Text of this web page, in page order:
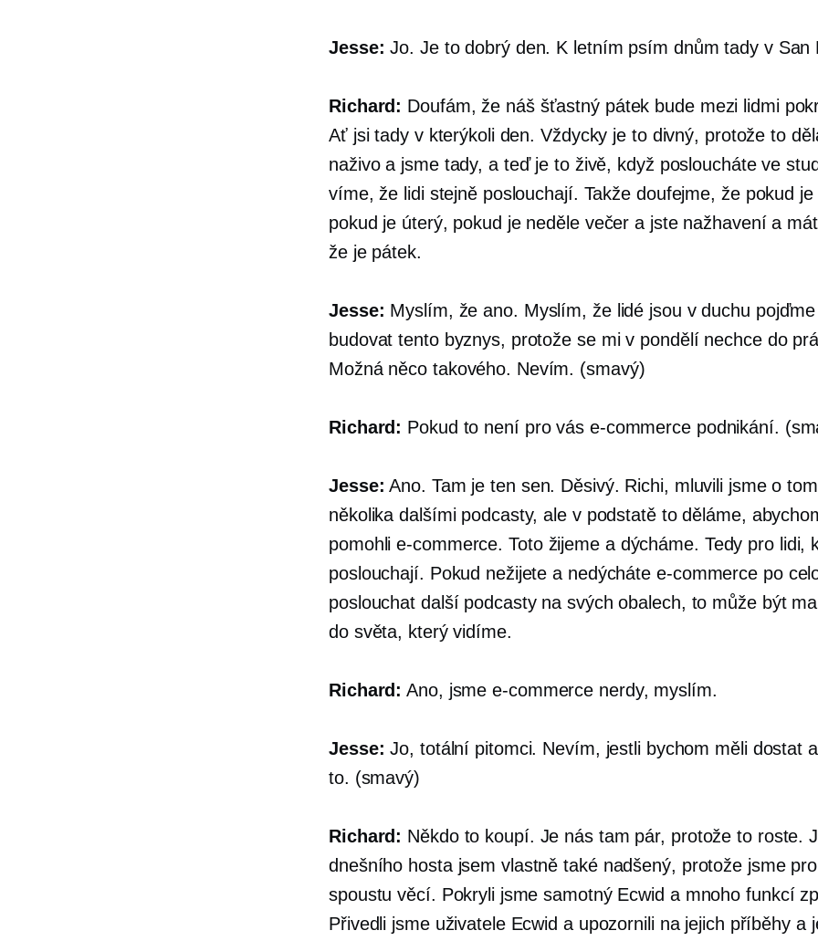
Jesse: Jo. Je to dobrý den. K letním psím dnům tady v San
Richard: Doufám, že náš šťastný pátek bude mezi lidmi
Ať jsi tady v kterýkoli den. Vždycky je to divný, protože to
naživo a jsme tady, a teď je to živě, když posloucháte ve
víme, že lidi stejně poslouchají. Takže doufejme, že pokud
pokud je úterý, pokud je neděle večer a jste nažhavení a
že je pátek.
Jesse: Myslím, že ano. Myslím, že lidé jsou v duchu
budovat tento byznys, protože se mi v pondělí nechce do
Možná něco takového. Nevím. (smavý)
Richard: Pokud to není pro vás e-commercepodnikání.
Jesse: Ano. Tam je ten sen. Děsivý. Richi, mluvili jsme o
několika dalšími podcasty, ale v podstatě to děláme,
pomohlie-commerce. Toto žijeme a dýcháme. Tedy pro lidi,
poslouchají. Pokud nežijete a nedýcháte e-commerce po
poslouchat další podcasty na svých obalech, to může být
do světa, který vidíme.
Richard: Ano, jsmee-commerce nerdy, myslím.
Jesse: Jo, totální pitomci. Nevím, jestli bychom měli dostat
to. (smavý)
Richard: Někdo to koupí. Je nás tam pár, protože to roste.
dnešního hosta jsem vlastně také nadšený, protože jsme
spoustu věcí. Pokryli jsme samotný Ecwid a mnoho funkcí
Přivedli jsme uživatele Ecwid a upozornili na jejich příběhy a